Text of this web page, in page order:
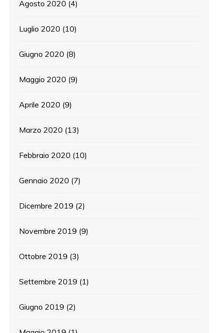
Agosto 2020 (4)
Luglio 2020 (10)
Giugno 2020 (8)
Maggio 2020 (9)
Aprile 2020 (9)
Marzo 2020 (13)
Febbraio 2020 (10)
Gennaio 2020 (7)
Dicembre 2019 (2)
Novembre 2019 (9)
Ottobre 2019 (3)
Settembre 2019 (1)
Giugno 2019 (2)